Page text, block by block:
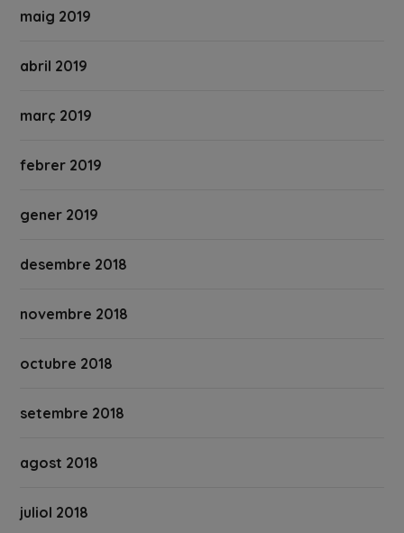
maig 2019
abril 2019
març 2019
febrer 2019
gener 2019
desembre 2018
novembre 2018
octubre 2018
setembre 2018
agost 2018
juliol 2018